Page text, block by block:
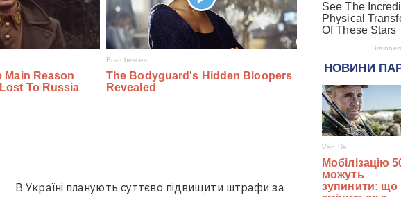
В Україні планують суттєво підвищити штрафи за